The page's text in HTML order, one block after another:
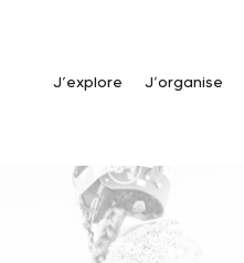
J’explore J’organise